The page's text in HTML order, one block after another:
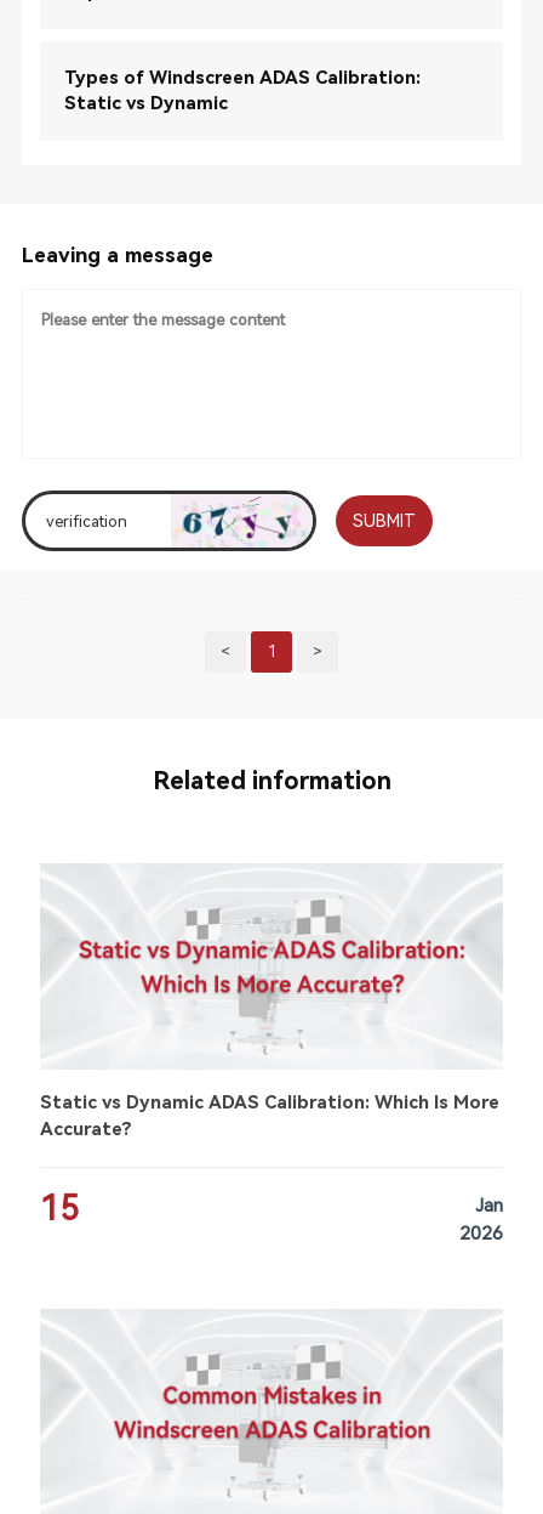
Types of Windscreen ADAS Calibration:
Static vs Dynamic
Leaving a message
SUBMIT
< 1 >
Related information
Static vs Dynamic ADAS Calibration: Which Is More
Accurate?
15
Jan
2026